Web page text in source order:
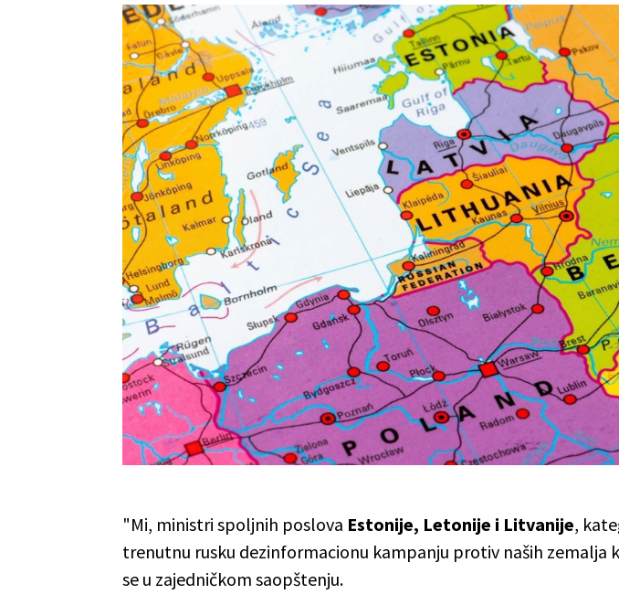
"Mi, ministri spoljnih poslova Estonije, Letonije i Litvanije,
trenutnu rusku dezinformacionu kampanju protiv naših zemalja
se u zajedničkom saopštenju.